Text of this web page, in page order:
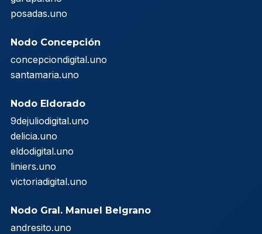
posadas.uno
Nodo Concepción
concepciondigital.uno
santamaria.uno
Nodo Eldorado
9dejuliodigital.uno
delicia.uno
eldodigital.uno
liniers.uno
victoriadigital.uno
Nodo Gral. Manuel Belgrano
andresito.uno